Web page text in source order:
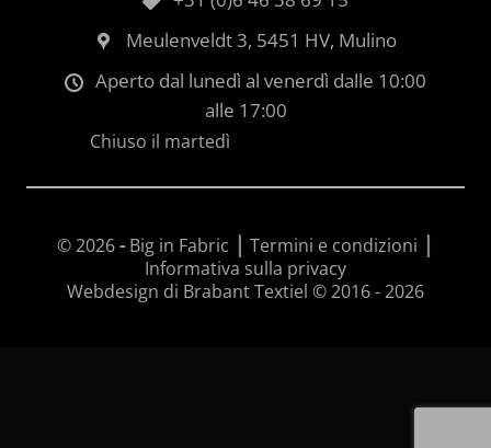
Meulenveldt 3, 5451 HV, Mulino
Aperto dal lunedì al venerdì dalle 10:00
alle 17:00
Chiuso il martedì
© 2026-Big in Fabric | Termini e condizioni |
Informativa sulla privacy
Webdesign di Brabant Textiel © 2016 - 2026